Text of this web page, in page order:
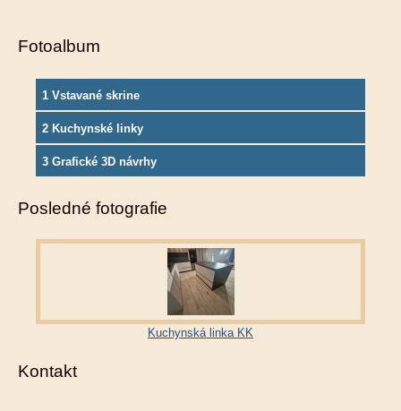
Fotoalbum
1 Vstavané skrine
2 Kuchynské linky
3 Grafické 3D návrhy
Posledné fotografie
Kuchynská linka KK
Kontakt